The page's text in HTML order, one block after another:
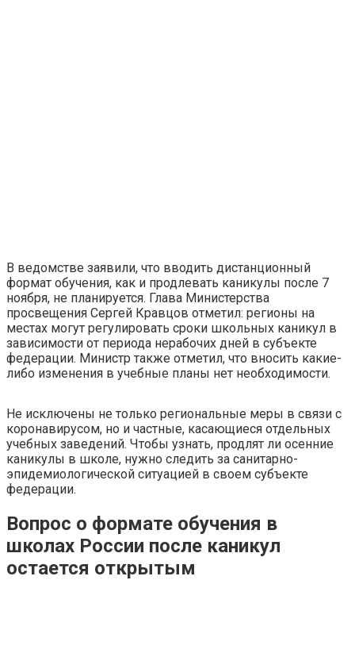
В ведомстве заявили, что вводить дистанционный
формат обучения, как и продлевать каникулы после 7
ноября, не планируется. Глава Министерства
просвещения Сергей Кравцов отметил: регионы на
местах могут регулировать сроки школьных каникул в
зависимости от периода нерабочих дней в субъекте
федерации. Министр также отметил, что вносить какие-
либо изменения в учебные планы нет необходимости.
Не исключены не только региональные меры в связи с
коронавирусом, но и частные, касающиеся отдельных
учебных заведений. Чтобы узнать, продлят ли осенние
каникулы в школе, нужно следить за санитарно-
эпидемиологической ситуацией в своем субъекте
федерации.
Вопрос о формате обучения в
школах России после каникул
остается открытым